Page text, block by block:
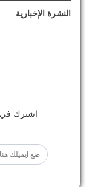
النشرة الإخبارية
اشترك في